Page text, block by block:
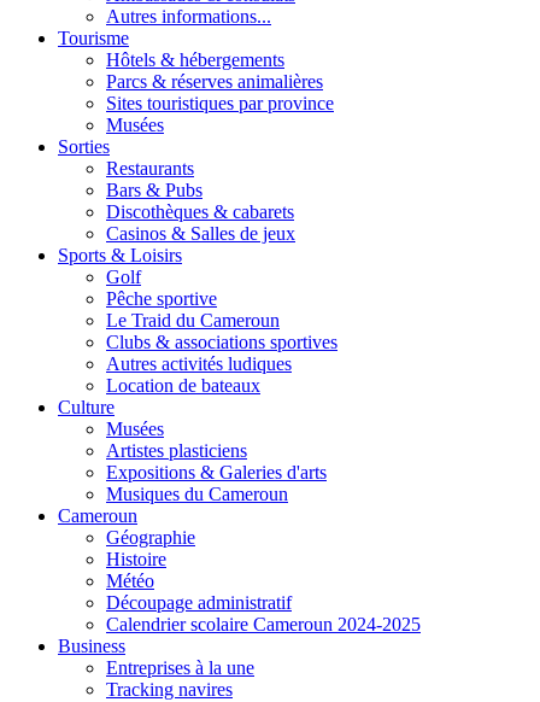
Autres informations...
Tourisme
Hôtels & hébergements
Parcs & réserves animalières
Sites touristiques par province
Musées
Sorties
Restaurants
Bars & Pubs
Discothèques & cabarets
Casinos & Salles de jeux
Sports & Loisirs
Golf
Pêche sportive
Le Traid du Cameroun
Clubs & associations sportives
Autres activités ludiques
Location de bateaux
Culture
Musées
Artistes plasticiens
Expositions & Galeries d'arts
Musiques du Cameroun
Cameroun
Géographie
Histoire
Météo
Découpage administratif
Calendrier scolaire Cameroun 2024-2025
Business
Entreprises à la une
Tracking navires